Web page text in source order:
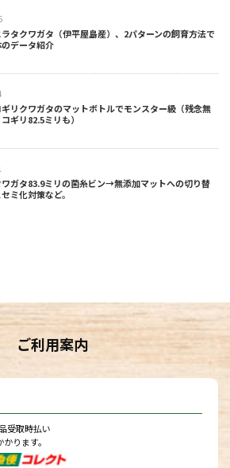
タクワガタ（伊平屋島産）、2パターンの飼育方法で
データ紹介
リクワガタのマットボトルでモンスター級（残念無
ギリ82.5ミリも）
ガタ83.9ミリの菌糸ビン→無添加マットへの切り替
ミ化対策など。
ご利用案内
受取時払い
ります。